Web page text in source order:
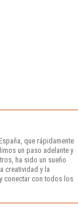
que rápidamente
un paso adelante y
ha sido un sueño
creatividad y la
conectar con todos los